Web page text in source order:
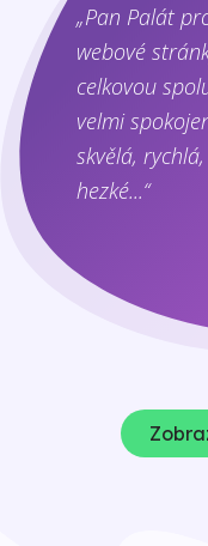
„Pan Palát
webové
celkovou
velmi
skvělá,
hezké...“